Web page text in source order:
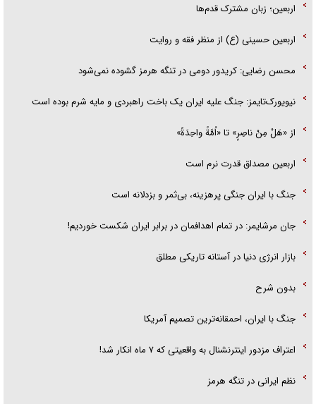
اربعین؛ زبان مشترک قدم‌ها
اربعین حسینی (ع) از منظر فقه و روایت
محسن رضایی: کریدور دومی در تنگه هرمز گشوده نمی‌شود
نیویورک‌تایمز: جنگ علیه ایران یک باخت راهبردی و مایه شرم بوده است
از «هَلْ مِنْ ناصِرٍ» تا «اُمَّةً واحِدَةً»
اربعین مصداق قدرت نرم است
جنگ با ایران جنگی پرهزینه، بی‌ثمر و بزدلانه است
جان مرشایمر: در تمام اهدافمان در برابر ایران شکست خوردیم!
بازار انرژی دنیا در آستانه تاریکی مطلق
بدون شرح
جنگ با ایران، احمقانه‌ترین تصمیم آمریکا
اعتراف مزدور اینترنشنال به واقعیتی که ۷ ماه انکار شد!
نظم ایرانی در تنگه هرمز